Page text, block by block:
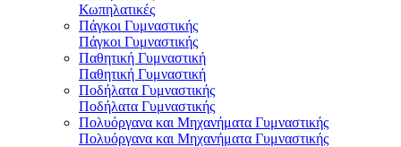
Κωπηλατικές
Πάγκοι Γυμναστικής
Πάγκοι Γυμναστικής
Παθητική Γυμναστική
Παθητική Γυμναστική
Ποδήλατα Γυμναστικής
Ποδήλατα Γυμναστικής
Πολυόργανα και Μηχανήματα Γυμναστικής
Πολυόργανα και Μηχανήματα Γυμναστικής